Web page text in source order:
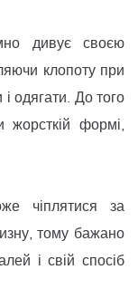
дивує своєю
клопоту при
одягати. До того
жорсткій формі,
чіплятися за
тому бажано
і свій спосіб